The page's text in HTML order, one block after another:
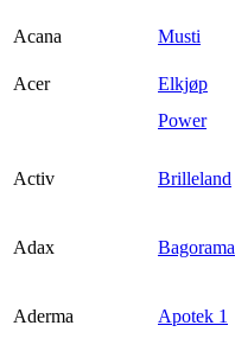
Acana Musti
Acer
Elkjøp
Power
Activ Brilleland
Adax Bagorama
Aderma Apotek 1